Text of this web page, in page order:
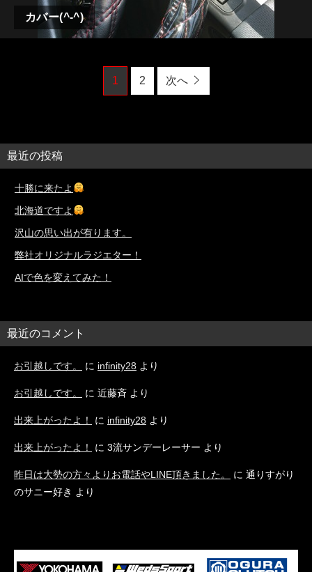
カバー(^-^)
1 2 次へ
最近の投稿
十勝に来たよ
北海道ですよ
沢山の思い出が有ります。
弊社オリジナルラジエター！
AIで色を変えてみた！
最近のコメント
お引越しです。 に infinity28 より
お引越しです。 に 近藤斉 より
出来上がったよ！ に infinity28 より
出来上がったよ！ に 3流サンデーレーサー より
昨日は大勢の方々よりお電話やLINE頂きました。 に 通りすがり
のサニー好き より